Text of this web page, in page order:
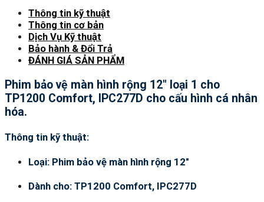
Thông tin kỹ thuật
Thông tin cơ bản
Dịch Vụ Kỹ thuật
Bảo hành & Đổi Trả
ĐÁNH GIÁ SẢN PHẨM
Phim bảo vệ màn hình rộng 12″ loại 1 cho
TP1200 Comfort, IPC277D cho cấu hình cá nhân
hóa.
Thông tin kỹ thuật:
Loại: Phim bảo vệ màn hình rộng 12″
Dành cho: TP1200 Comfort, IPC277D